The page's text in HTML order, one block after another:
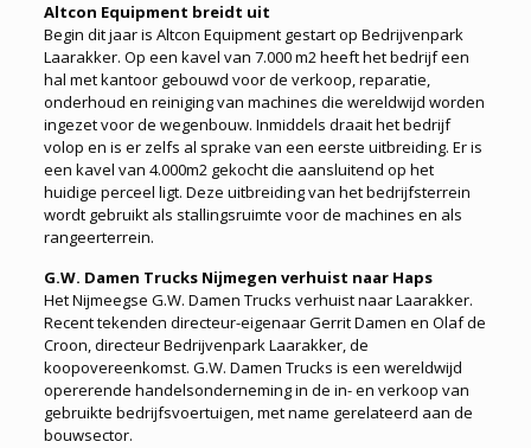
Altcon Equipment breidt uit
Begin dit jaar is Altcon Equipment gestart op Bedrijvenpark
Laarakker. Op een kavel van 7.000 m2 heeft het bedrijf een
hal met kantoor gebouwd voor de verkoop, reparatie,
onderhoud en reiniging van machines die wereldwijd worden
ingezet voor de wegenbouw. Inmiddels draait het bedrijf
volop en is er zelfs al sprake van een eerste uitbreiding. Er is
een kavel van 4.000m2 gekocht die aansluitend op het
huidige perceel ligt. Deze uitbreiding van het bedrijfsterrein
wordt gebruikt als stallingsruimte voor de machines en als
rangeerterrein.
G.W. Damen Trucks Nijmegen verhuist naar Haps
Het Nijmeegse G.W. Damen Trucks verhuist naar Laarakker.
Recent tekenden directeur-eigenaar Gerrit Damen en Olaf de
Croon, directeur Bedrijvenpark Laarakker, de
koopovereenkomst. G.W. Damen Trucks is een wereldwijd
opererende handelsonderneming in de in- en verkoop van
gebruikte bedrijfsvoertuigen, met name gerelateerd aan de
bouwsector.